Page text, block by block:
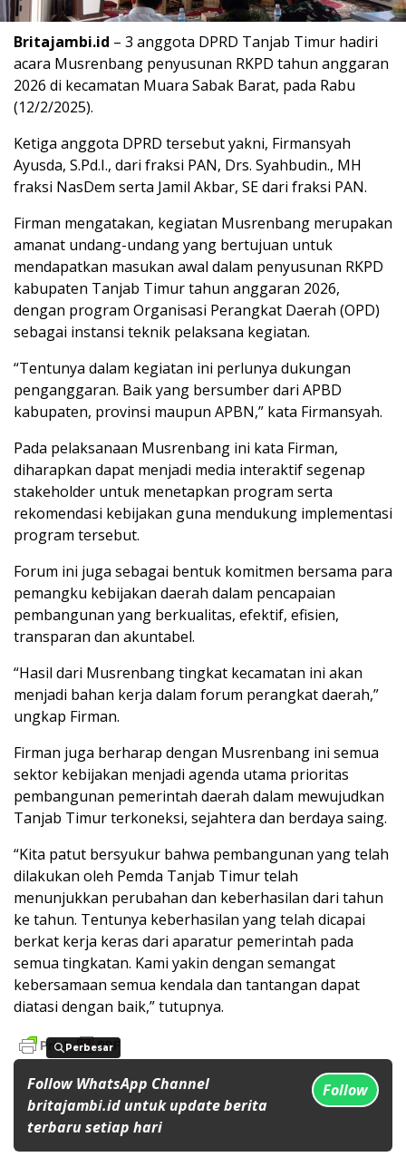
Britajambi.id – 3 anggota DPRD Tanjab Timur hadiri
acara Musrenbang penyusunan RKPD tahun anggaran
2026 di kecamatan Muara Sabak Barat, pada Rabu
(12/2/2025).
Ketiga anggota DPRD tersebut yakni, Firmansyah
Ayusda, S.Pd.I., dari fraksi PAN, Drs. Syahbudin., MH
fraksi NasDem serta Jamil Akbar, SE dari fraksi PAN.
Firman mengatakan, kegiatan Musrenbang merupakan
amanat undang-undang yang bertujuan untuk
mendapatkan masukan awal dalam penyusunan RKPD
kabupaten Tanjab Timur tahun anggaran 2026,
dengan program Organisasi Perangkat Daerah (OPD)
sebagai instansi teknik pelaksana kegiatan.
“Tentunya dalam kegiatan ini perlunya dukungan
penganggaran. Baik yang bersumber dari APBD
kabupaten, provinsi maupun APBN,” kata Firmansyah.
Pada pelaksanaan Musrenbang ini kata Firman,
diharapkan dapat menjadi media interaktif segenap
stakeholder untuk menetapkan program serta
rekomendasi kebijakan guna mendukung implementasi
program tersebut.
Forum ini juga sebagai bentuk komitmen bersama para
pemangku kebijakan daerah dalam pencapaian
pembangunan yang berkualitas, efektif, efisien,
transparan dan akuntabel.
“Hasil dari Musrenbang tingkat kecamatan ini akan
menjadi bahan kerja dalam forum perangkat daerah,”
ungkap Firman.
Firman juga berharap dengan Musrenbang ini semua
sektor kebijakan menjadi agenda utama prioritas
pembangunan pemerintah daerah dalam mewujudkan
Tanjab Timur terkoneksi, sejahtera dan berdaya saing.
“Kita patut bersyukur bahwa pembangunan yang telah
dilakukan oleh Pemda Tanjab Timur telah
menunjukkan perubahan dan keberhasilan dari tahun
ke tahun. Tentunya keberhasilan yang telah dicapai
berkat kerja keras dari aparatur pemerintah pada
semua tingkatan. Kami yakin dengan semangat
kebersamaan semua kendala dan tantangan dapat
diatasi dengan baik,” tutupnya.
Perbesar
Perbesar
Follow WhatsApp Channel
britajambi.id untuk update berita
terbaru setiap hari
Follow